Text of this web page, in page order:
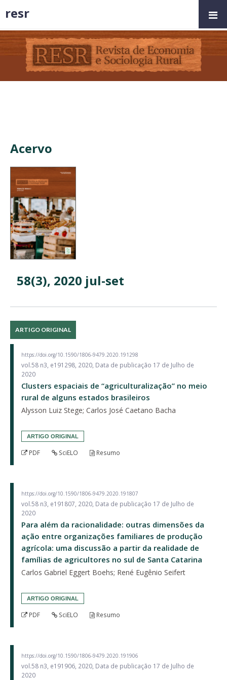
Acervo
58(3), 2020 jul-set
ARTIGO ORIGINAL
https://doi.org/10.1590/1806-9479.2020.191298
vol.58 n3, e191298, 2020, Data de publicação 17 de Julho de
2020
Clusters espaciais de “agriculturalização” no meio
rural de alguns estados brasileiros
Alysson Luiz Stege; Carlos José Caetano Bacha
ARTIGO ORIGINAL
PDF SciELO Resumo
https://doi.org/10.1590/1806-9479.2020.191807
vol.58 n3, e191807, 2020, Data de publicação 17 de Julho de
2020
Para além da racionalidade: outras dimensões da
ação entre organizações familiares de produção
agrícola: uma discussão a partir da realidade de
famílias de agricultores no sul de Santa Catarina
Carlos Gabriel Eggert Boehs; René Eugênio Seifert
ARTIGO ORIGINAL
PDF SciELO Resumo
https://doi.org/10.1590/1806-9479.2020.191906
vol.58 n3, e191906, 2020, Data de publicação 17 de Julho de
2020
resr